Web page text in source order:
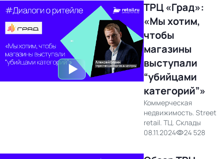
ТРЦ «Град»:
«Мы хотим,
чтобы
магазины
выступали
“убийцами
категорий”»
Коммерческая
недвижимость. Street
retail. ТЦ. Склады
08.11.2024
24 528